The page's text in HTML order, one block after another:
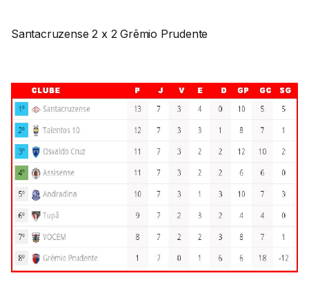
Santacruzense 2 x 2 Grêmio Prudente